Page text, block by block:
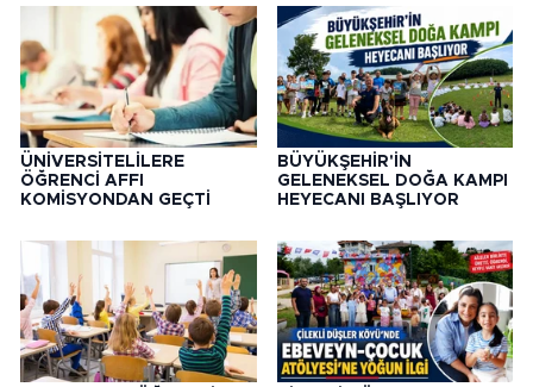
ÜNİVERSİTELİLERE
ÖĞRENCİ AFFI
KOMİSYONDAN GEÇTİ
BÜYÜKŞEHİR'İN
GELENEKSEL DOĞA KAMPI
HEYECANI BAŞLIYOR